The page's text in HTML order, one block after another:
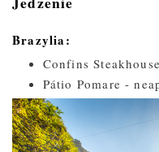
Brazylia:
Confins
Pátio Pomare -